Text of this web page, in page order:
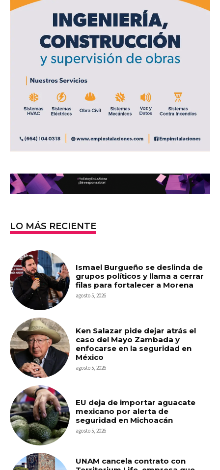
LO MÁS RECIENTE
Ismael Burgueño se deslinda de
grupos políticos y llama a cerrar
filas para fortalecer a Morena
agosto 5, 2026
Ken Salazar pide dejar atrás el
caso del Mayo Zambada y
enfocarse en la seguridad en
México
agosto 5, 2026
EU deja de importar aguacate
mexicano por alerta de
seguridad en Michoacán
agosto 5, 2026
UNAM cancela contrato con